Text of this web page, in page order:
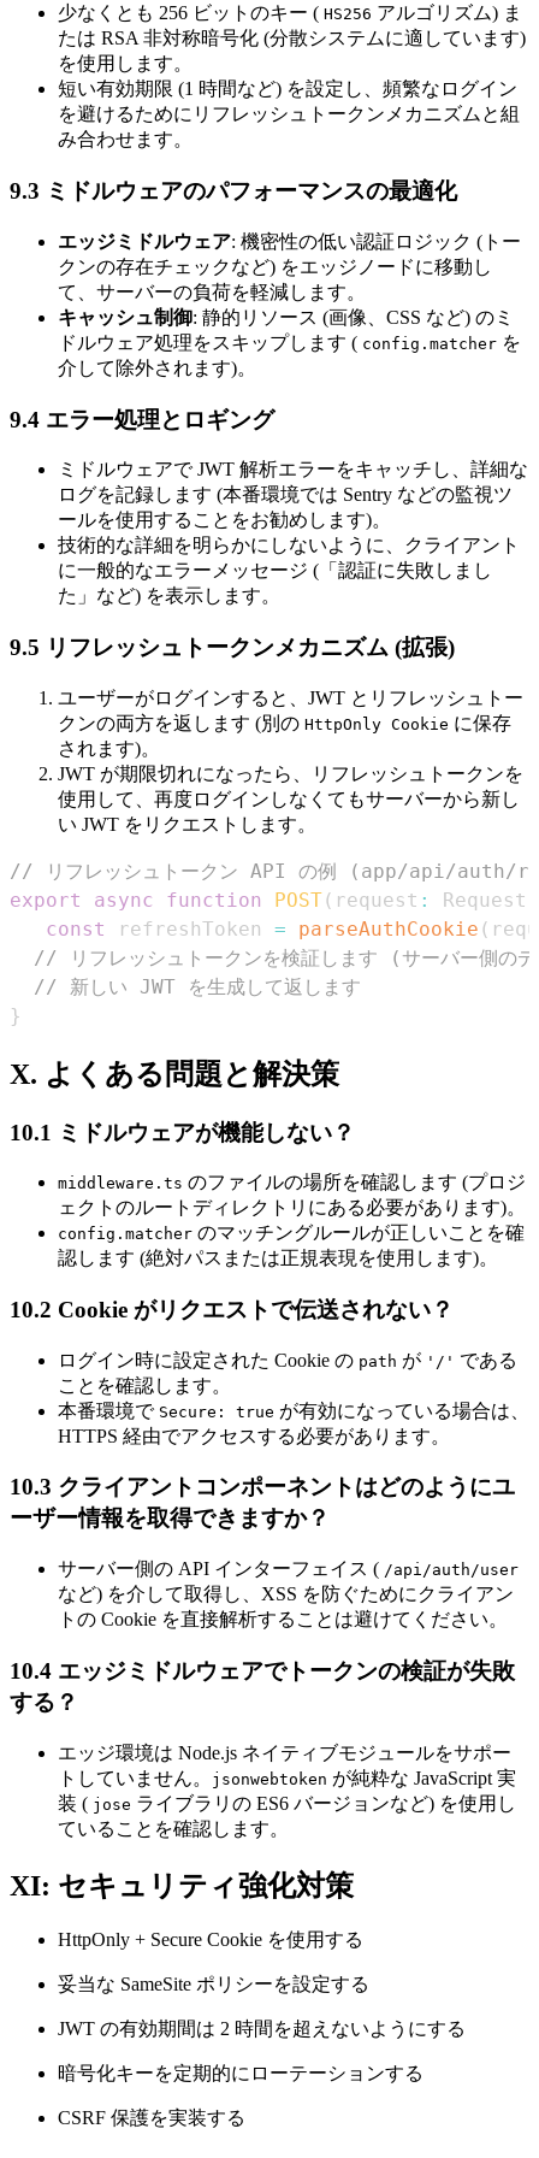
少なくとも 256 ビットのキー ( HS256 アルゴリズム) ま
たは RSA 非対称暗号化 (分散システムに適しています)
を使用します。
短い有効期限 (1 時間など) を設定し、頻繁なログイン
を避けるためにリフレッシュトークンメカニズムと組
み合わせます。
9.3 ミドルウェアのパフォーマンスの最適化
エッジミドルウェア: 機密性の低い認証ロジック (トー
クンの存在チェックなど) をエッジノードに移動し
て、サーバーの負荷を軽減します。
キャッシュ制御: 静的リソース (画像、CSS など) のミ
ドルウェア処理をスキップします ( config.matcher を
介して除外されます)。
9.4 エラー処理とロギング
ミドルウェアで JWT 解析エラーをキャッチし、詳細な
ログを記録します (本番環境では Sentry などの監視ツ
ールを使用することをお勧めします)。
技術的な詳細を明らかにしないように、クライアント
に一般的なエラーメッセージ (「認証に失敗しまし
た」など) を表示します。
9.5 リフレッシュトークンメカニズム (拡張)
ユーザーがログインすると、JWT とリフレッシュトー
クンの両方を返します (別の HttpOnly Cookie に保存
されます)。
JWT が期限切れになったら、リフレッシュトークンを
使用して、再度ログインしなくてもサーバーから新し
い JWT をリクエストします。
// リフレッシュトークン API の例 (app/api/
export
async function POST( request : Request
const
refreshToken = parseAuthCookie (
// リフレッシュトークンを検証します (サーバー側の
// 新しい JWT を生成して返します
}
X. よくある問題と解決策
10.1 ミドルウェアが機能しない？
middleware.ts のファイルの場所を確認します (プロジ
ェクトのルートディレクトリにある必要があります)。
config.matcher のマッチングルールが正しいことを確
認します (絶対パスまたは正規表現を使用します)。
10.2 Cookie がリクエストで伝送されない？
ログイン時に設定された Cookie の path が '/' である
ことを確認します。
本番環境で Secure: true が有効になっている場合は、
HTTPS 経由でアクセスする必要があります。
10.3 クライアントコンポーネントはどのようにユ
ーザー情報を取得できますか？
サーバー側の API インターフェイス ( /api/auth/user
など) を介して取得し、XSS を防ぐためにクライアン
トの Cookie を直接解析することは避けてください。
10.4 エッジミドルウェアでトークンの検証が失敗
する？
エッジ環境は Node.js ネイティブモジュールをサポー
トしていません。
jsonwebtoken が純粋な JavaScript 実
装 ( jose ライブラリの ES6 バージョンなど) を使用し
ていることを確認します。
XI: セキュリティ強化対策
HttpOnly + Secure Cookie を使用する
妥当な SameSite ポリシーを設定する
JWT の有効期間は 2 時間を超えないようにする
暗号化キーを定期的にローテーションする
CSRF 保護を実装する